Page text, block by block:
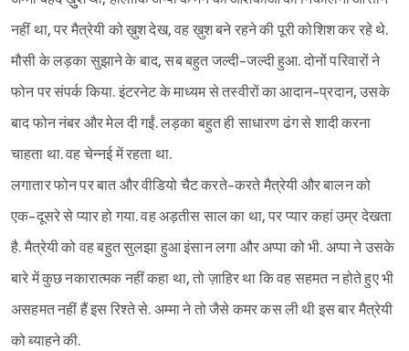
नहीं था, पर मैत्रेयी को ख़ुश देख, वह ख़ुश बने रहने की पूरी कोशिश कर रहे थे.
मौसी के लड़का सुझाने के बाद, सब बहुत जल्दी-जल्दी हुआ. दोनों परिवारों ने
फोन पर संपर्क किया. इंटरनेट के माध्यम से तस्वीरों का आदान-प्रदान, उसके
बाद फोन नंबर और मेल दी गईं. लड़का बहुत ही साधारण ढंग से शादी करना
चाहता था. वह चेन्नई में रहता था.
लगातार फोन पर बात और वीडियो चैट करते-करते मैत्रेयी और बालन को
एक-दूसरे से प्यार हो गया. वह अड़तीस साल का था, पर प्यार कहां उम्र देखता
है. मैत्रेयी को वह बहुत सुलझा हुआ इंसान लगा और अप्पा को भी. अप्पा ने उसके
बारे में कुछ नकारात्मक नहीं कहा था, तो ज़ाहिर था कि वह सहमत न होते हुए भी
असहमत नहीं हैं इस रिश्ते से. अम्मा ने तो जैसे कमर कस ली थी इस बार मैत्रेयी
को ब्याहने की.